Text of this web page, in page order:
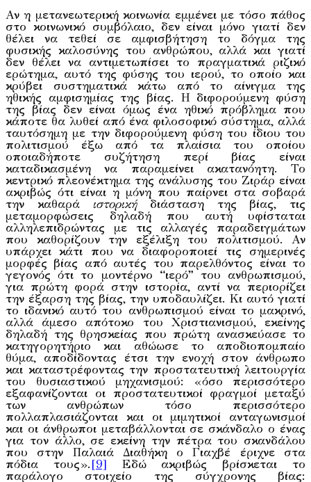
Αν η μετανεωτερική κοινωνία εμμένει με τόσο πάθος
στο κοινωνικό συμβόλαιο, δεν είναι μόνο γιατί δεν
θέλει να τεθεί σε αμφισβήτηση το δόγμα της
φυσικής καλοσύνης του ανθρώπου, αλλά και γιατί
δεν θέλει να αντιμετωπίσει το πραγματικά ριζικό
ερώτημα, αυτό της φύσης του ιερού, το οποίο και
κρύβει συστηματικά κάτω από το αίνιγμα της
ηθικής αμφισημίας της βίας. Η διφορούμενη φύση
της βίας δεν είναι όμως ένα ηθικό πρόβλημα που
κάποτε θα λυθεί από ένα φιλοσοφικό σύστημα, αλλά
ταυτόσημη με την διφορούμενη φύση του ίδιου του
πολιτισμού έξω από τα πλαίσια του οποίου
οποιαδήποτε συζήτηση περί βίας είναι
καταδικασμένη να παραμείνει ακατανόητη. Το
κεντρικό πλεονέκτημα της ανάλυσης του Ζιράρ είναι
ακριβώς ότι είναι η μόνη που παίρνει στα σοβαρά
την καθαρά ιστορικήδιάσταση της βίας, τις
μεταμορφώσεις δηλαδή που αυτή υφίσταται
αλληλεπιδρώντας με τις αλλαγές παραδειγμάτων
που καθορίζουν την εξέλιξη του πολιτισμού. Αν
υπάρχει κάτι που να διαφοροποιεί τις σημερινές
μορφές βίας από αυτές του παρελθόντος είναι το
γεγονός ότι το μοντέρνο “ιερό” του ανθρωπισμού,
για πρώτη φορά στην ιστορία, αντί να περιορίζει
την έξαρση της βίας, την υποδαυλίζει. Κι αυτό γιατί
το ιδανικό αυτό του ανθρωπισμού είναι το μακρινό,
αλλά άμεσο απότοκο του Χριστιανισμού, εκείνης
δηλαδή της θρησκείας που πρώτη ανασκεύασε το
κατηγορητήριο και αθώωσε το αποδιοπομπαίο
θύμα, αποδίδοντας έτσι την ενοχή στον άνθρωπο
και καταστρέφοντας την προστατευτική λειτουργία
του θυσιαστικού μηχανισμού: «όσο περισσότερο
εξαφανίζονται οι προστατευτικοί φραγμοί μεταξύ
των ανθρώπων τόσο περισσότερο
πολλαπλασιάζονται και οι μιμητικοί ανταγωνισμοί
και οι άνθρωποι μεταβάλλονται σε σκάνδαλο ο ένας
για τον άλλο, σε εκείνη την πέτρα του σκανδάλου
που στην Παλαιά Διαθήκη ο Γιαχβέ έριχνε στα
πόδια τους».[9] Εδώ ακριβώς βρίσκεται το
παράλογο στοιχείο της σύγχρονης βίας: